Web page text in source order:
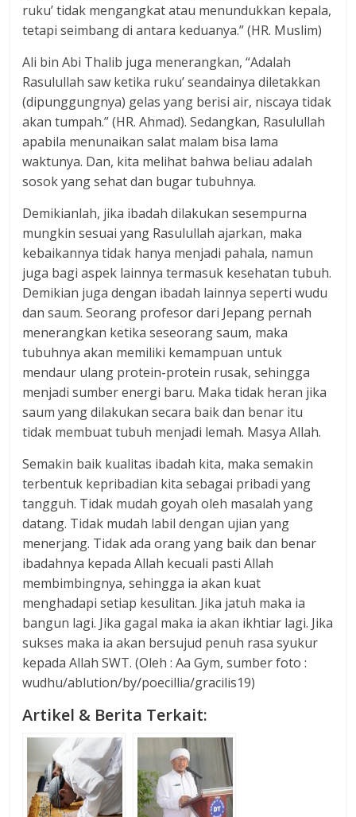
ruku’ tidak mengangkat atau menundukkan kepala,
tetapi seimbang di antara keduanya.” (HR. Muslim)
Ali bin Abi Thalib juga menerangkan, “Adalah
Rasulullah saw ketika ruku’ seandainya diletakkan
(dipunggungnya) gelas yang berisi air, niscaya tidak
akan tumpah.” (HR. Ahmad). Sedangkan, Rasulullah
apabila menunaikan salat malam bisa lama
waktunya. Dan, kita melihat bahwa beliau adalah
sosok yang sehat dan bugar tubuhnya.
Demikianlah, jika ibadah dilakukan sesempurna
mungkin sesuai yang Rasulullah ajarkan, maka
kebaikannya tidak hanya menjadi pahala, namun
juga bagi aspek lainnya termasuk kesehatan tubuh.
Demikian juga dengan ibadah lainnya seperti wudu
dan saum. Seorang profesor dari Jepang pernah
menerangkan ketika seseorang saum, maka
tubuhnya akan memiliki kemampuan untuk
mendaur ulang protein-protein rusak, sehingga
menjadi sumber energi baru. Maka tidak heran jika
saum yang dilakukan secara baik dan benar itu
tidak membuat tubuh menjadi lemah. Masya Allah.
Semakin baik kualitas ibadah kita, maka semakin
terbentuk kepribadian kita sebagai pribadi yang
tangguh. Tidak mudah goyah oleh masalah yang
datang. Tidak mudah labil dengan ujian yang
menerjang. Tidak ada orang yang baik dan benar
ibadahnya kepada Allah kecuali pasti Allah
membimbingnya, sehingga ia akan kuat
menghadapi setiap kesulitan. Jika jatuh maka ia
bangun lagi. Jika gagal maka ia akan ikhtiar lagi. Jika
sukses maka ia akan bersujud penuh rasa syukur
kepada Allah SWT. (Oleh : Aa Gym, sumber foto :
wudhu/ablution/by/poecillia/gracilis19)
Artikel & Berita Terkait: